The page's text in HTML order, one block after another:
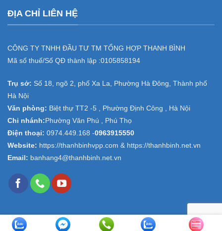
ĐỊA CHỈ LIÊN HỆ
CÔNG TY TNHH ĐẦU TƯ TM TỔNG HỢP THANH BÌNH
Mã số thuế/Số QĐ thành lập :0105858194
Trụ sở: Số 18, ngõ 2, phố Xa La, Phường Hà Đông, Thành phố
Hà Nội
Văn phòng: Biệt thự TT2 -5 , Phường Định Công , Hà Nội
Chi nhánh:Phường Văn Phú , Phú Thọ
Điện thoại: 0974.449.168 -0963915550
Website: https://thanhbinhvpp.com & https://thanhbinh.net.vn
Email: banhang4@thanhbinh.net.vn
Copyright 2026 © Văn phòng phẩm Thanh Bình